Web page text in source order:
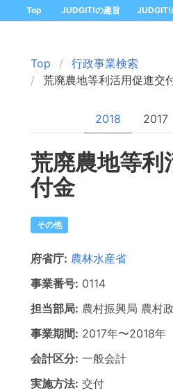
Top JUDGIT!の趣旨 JUDGIT!
Top
行政事業検索
荒廃農地等利活用促進交
2018 2017
荒廃農地等利
付金
その他
府省庁: 農林水産省
事業番号: 0114
担当部局: 農村振興局 農村
事業期間: 2017年〜2018年
会計区分: 一般会計
実施方法: 交付